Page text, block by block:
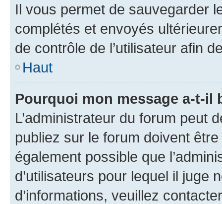
Il vous permet de sauvegarder
complétés et envoyés
de contrôle de l’utilisateur afin
Haut
Pourquoi mon message a-t-il
L’administrateur du forum peut
publiez sur le forum doivent
également possible que
d’utilisateurs pour lequel il juge
d’informations, veuillez